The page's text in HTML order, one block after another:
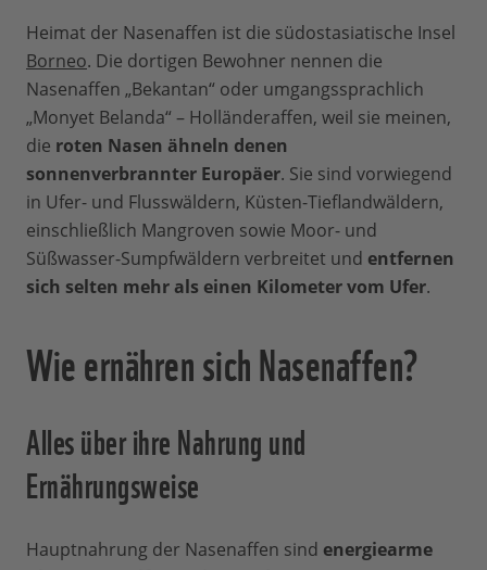
Heimat der Nasenaffen ist die südostasiatische Insel
Borneo. Die dortigen Bewohner nennen die
Nasenaffen „Bekantan“ oder umgangssprachlich
„Monyet Belanda“ – Holländeraffen, weil sie meinen,
die roten Nasen ähneln denen
sonnenverbrannter Europäer. Sie sind vorwiegend
in Ufer- und Flusswäldern, Küsten-Tieflandwäldern,
einschließlich Mangroven sowie Moor- und
Süßwasser-Sumpfwäldern verbreitet und entfernen
sich selten mehr als einen Kilometer vom Ufer.
Wie ernähren sich Nasenaffen?
Alles über ihre Nahrung und
Ernährungsweise
Hauptnahrung der Nasenaffen sind energiearme